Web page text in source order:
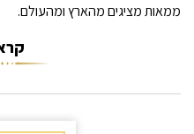
ממאות מציגים מהארץ ומהעולם.